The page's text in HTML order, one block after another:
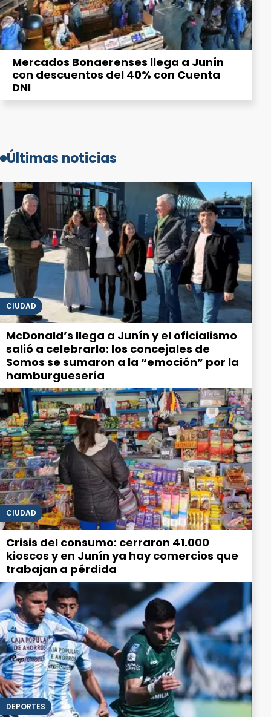
Mercados Bonaerenses llega a Junín
con descuentos del 40% con Cuenta
DNI
Últimas noticias
CIUDAD
McDonald’s llega a Junín y el oficialismo
salió a celebrarlo: los concejales de
Somos se sumaron a la “emoción” por la
hamburguesería
CIUDAD
Crisis del consumo: cerraron 41.000
kioscos y en Junín ya hay comercios que
trabajan a pérdida
DEPORTES